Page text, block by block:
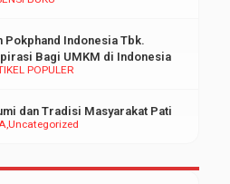
POPULER
Pokphand Indonesia Tbk.
Bagi UMKM di Indonesia
Uncategorized
dan Tradisi Masyarakat Pati